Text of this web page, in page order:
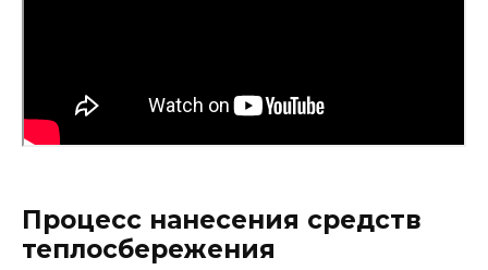
Процесс нанесения средств
теплосбережения